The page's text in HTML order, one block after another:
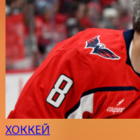
ХОККЕЙ